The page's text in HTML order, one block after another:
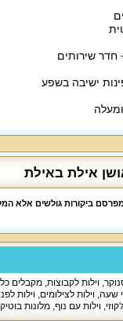
ישיבה בשפע
אילת באילת
ביקורות גולשים אלא
, וילות לקבוצות, מקבלים
שעה, וילות לצילומים, וילות
, וילות עם נוף, מלונות בוטיק